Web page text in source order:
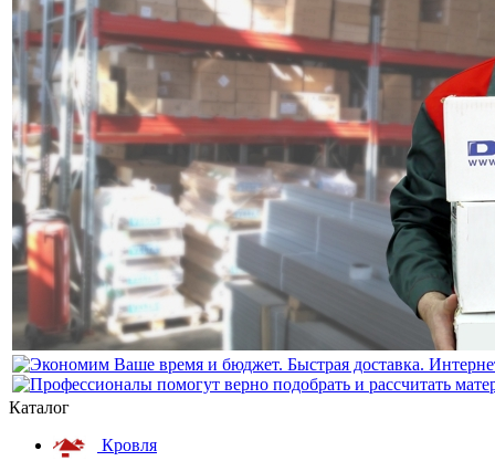
Каталог
Кровля